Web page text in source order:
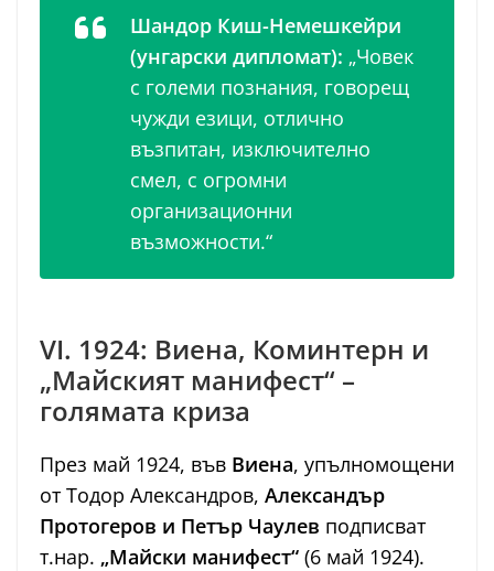
Шандор Киш-Немешкейри
(унгарски дипломат): „Човек
с големи познания, говорещ
чужди езици, отлично
възпитан, изключително
смел, с огромни
организационни
възможности.“
VI. 1924: Виена, Коминтерн и
„Майският манифест“ –
голямата криза
През май 1924, във Виена, упълномощени
от Тодор Александров, Александър
Протогеров и Петър Чаулев подписват
т.нар. „Майски манифест“ (6 май 1924).